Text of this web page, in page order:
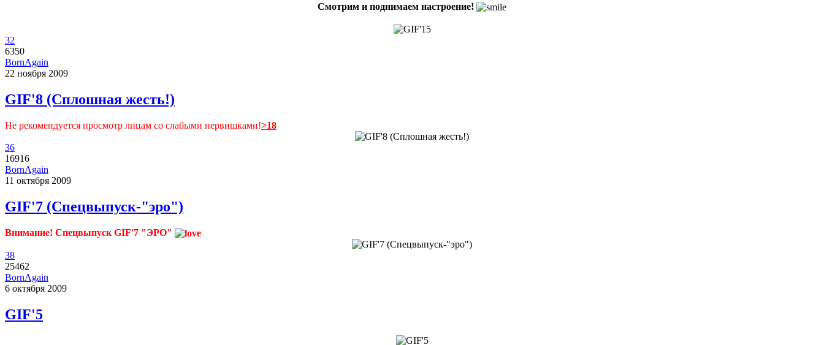
Смотрим и поднимаем настроение!
32
6350
BornAgain
22 ноября 2009
GIF'8 (Сплошная жесть!)
Не рекомендуется просмотр лицам со слабыми нервишками!>18
36
16916
BornAgain
11 октября 2009
GIF'7 (Спецвыпуск-"эро")
Внимание! Спецвыпуск GIF'7 "ЭРО"
38
25462
BornAgain
6 октября 2009
GIF'5